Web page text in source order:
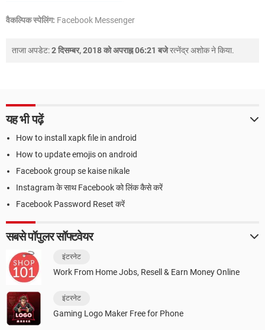
वैकल्पिक स्पेलिंग: Facebook Messenger
ताजा अपडेट:2 दिसम्बर, 2018 को अपराह्न 06:21 बजेरत्नेंद्र अशोकने किया.
यह भी पढ़ें
How to install xapk file in android
How to update emojis on android
Facebook group se kaise nikale
Instagram के साथ Facebook को लिंक कैसे करें
Facebook Password Reset करें
सबसे पॉपुलर सॉफ्टवेयर
इंटरनेट
Work From Home Jobs, Resell & Earn Money Online
इंटरनेट
Gaming Logo Maker Free for Phone